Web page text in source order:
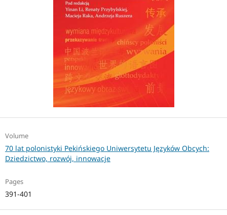
Volume
70 lat polonistyki Pekińskiego Uniwersytetu Języków Obcych:
Dziedzictwo, rozwój, innowacje
Pages
391-401